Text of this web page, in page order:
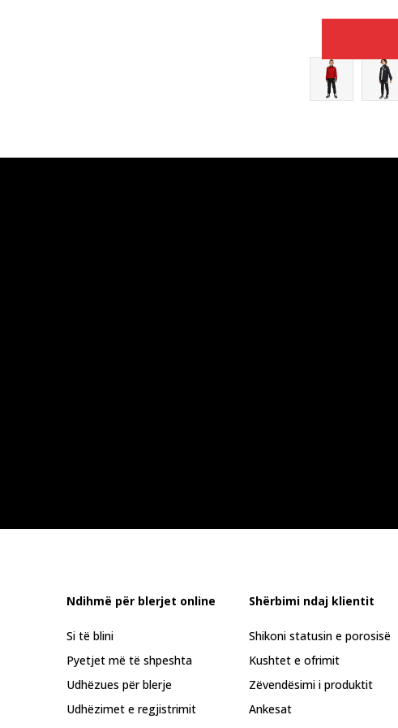
Ndihmë për blerjet online
Si të blini
Pyetjet më të shpeshta
Udhëzues për blerje
Udhëzimet e regjistrimit
Shërbimi ndaj klientit
Shikoni statusin e porosisë
Kushtet e ofrimit
Zëvendësimi i produktit
Ankesat